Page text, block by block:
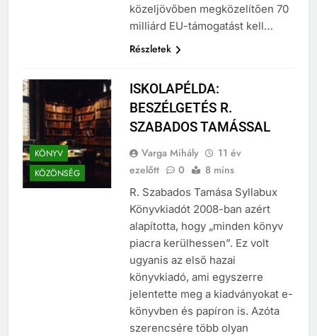
közeljövőben megközelítően 70
milliárd EU-támogatást kell…
Részletek
KÖNYV
KÖZÖNSÉG
ISKOLAPÉLDA:
BESZÉLGETÉS R.
SZABADOS TAMÁSSAL
Varga Mihály
11 év
ezelőtt
0 8 mins
R. Szabados Tamása Syllabux
Könyvkiadót 2008-ban azért
alapította, hogy „minden könyv
piacra kerülhessen”. Ez volt
ugyanis az első hazai
könyvkiadó, ami egyszerre
jelentette meg a kiadványokat e-
könyvben és papíron is. Azóta
szerencsére több olyan